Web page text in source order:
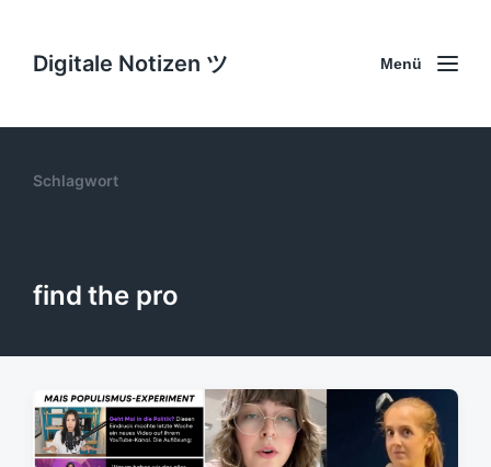
Digitale Notizen ツ Menü
Schlagwort
find the pro